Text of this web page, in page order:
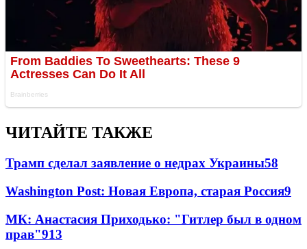
ЧИТАЙТЕ ТАКЖЕ
Трамп сделал заявление о недрах Украины58
Washington Post: Новая Европа, старая Россия9
МК: Анастасия Приходько: "Гитлер был в одном
прав"913